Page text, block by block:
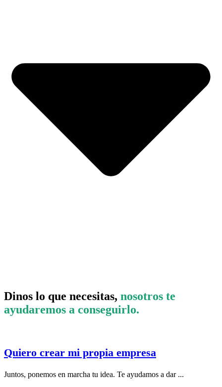
Dinos lo que necesitas, nosotros te
ayudaremos a conseguirlo.
Quiero crear mi propia empresa
Juntos, ponemos en marcha tu idea. Te ayudamos a dar ...